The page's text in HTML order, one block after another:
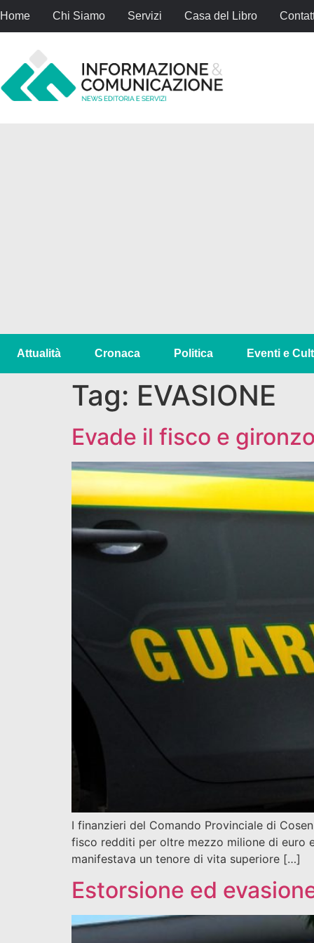
Home Chi Siamo Servizi Casa del Libro
Attualità Cronaca Politica Eventi e
Tag: EVASIONE
Evade il fisco e
I finanzieri del Comando Provinciale di
fisco redditi per oltre mezzo milione di euro
manifestava un tenore di vita superiore […]
Estorsione ed